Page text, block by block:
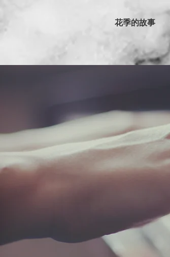
花季的故事